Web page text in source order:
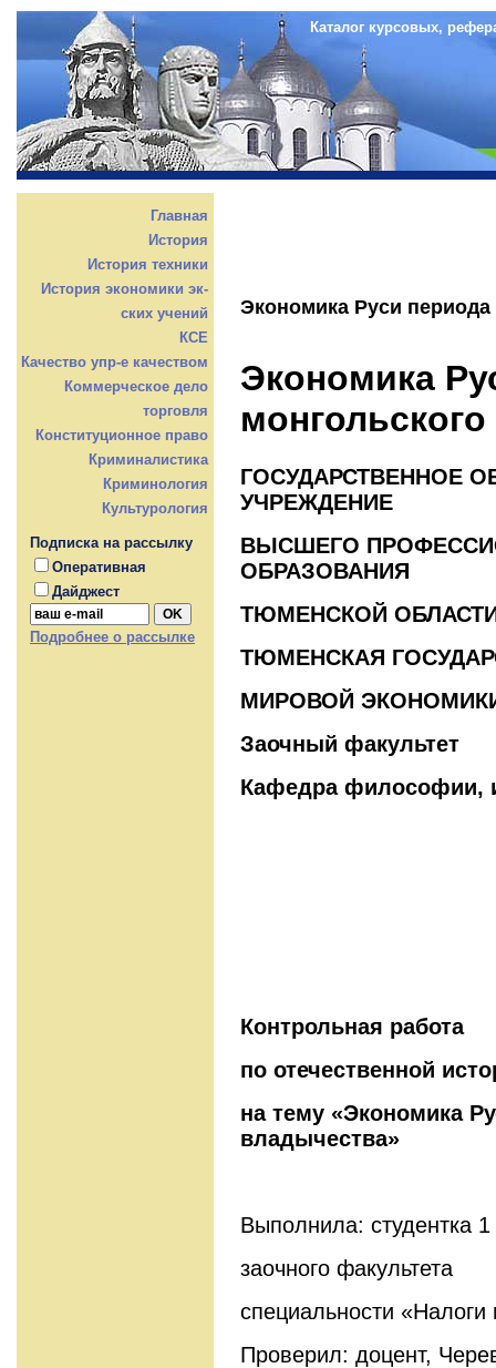
Каталог курсовых,
Главная
История
История техники
История экономики эк-
ских учений
КСЕ
Качество упр-е качеством
Коммерческое дело
торговля
Конституционное право
Криминалистика
Криминология
Культурология
Подписка на рассылку
Оперативная
Дайджест
Подробнее о рассылке
Экономика Руси
Экономика
ГОСУДАРСТВЕННОЕ
УЧРЕЖДЕНИЕ
ВЫСШЕГО
ОБРАЗОВАНИЯ
ТЮМЕНСКОЙ
ТЮМЕНСКАЯ
МИРОВОЙ
Заочный факультет
Кафедра философии,
Контрольная работа
по отечественной
на тему «Экономика
владычества»
Выполнила: студентка 1
заочного факультета
специальности
Проверил: доцент,